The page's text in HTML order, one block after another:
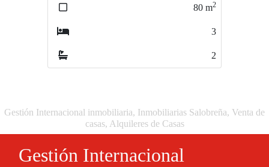
70m2
2
1
Gestión Internacional inmobiliaria, Inmobiliarias Salobreña, Venta de
casas, Alquileres de Casas
Gestión Internacional